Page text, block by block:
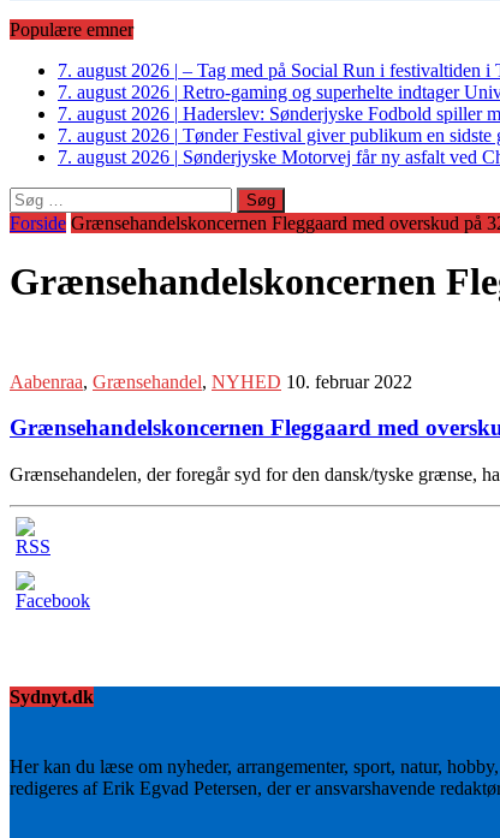
Populære emner
7. august 2026 | – Tag med på Social Run i festivaltiden
7. august 2026 | Retro-gaming og superhelte indtager
7. august 2026 | Haderslev: Sønderjyske Fodbold spiller
7. august 2026 | Tønder Festival giver publikum en
7. august 2026 | Sønderjyske Motorvej får ny asfalt ved
Søg
efter:
Forside Grænsehandelskoncernen Fleggaard med overskud på
Grænsehandelskoncernen
Aabenraa, Grænsehandel, NYHED 10. februar 2022
Grænsehandelskoncernen Fleggaard med
Grænsehandelen, der foregår syd for den dansk/tyske grænse,
Sydnyt.dk
Her kan du læse om nyheder, arrangementer, sport, natur,
redigeres af Erik Egvad Petersen, der er ansvarshavende